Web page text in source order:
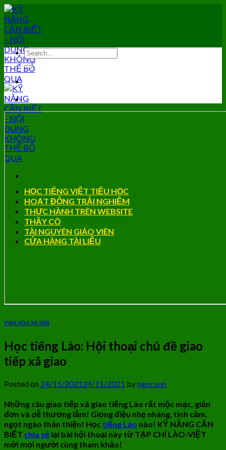
Skip
to
content
HỌC TIẾNG VIỆT TIỂU HỌC
HOẠT ĐỘNG TRẢI NGHIỆM
THỰC HÀNH TRÊN WEBSITE
THẦY CÔ
TÀI NGUYÊN GIÁO VIÊN
CỬA HÀNG TÀI LIỆU
VĂN HÓA XÃ HỘI
Học tiếng Lào: Hội thoại chủ đề giao
tiếp xã giao
Posted on 24/11/202124/11/2021 byngocson
Những câu giao tiếp xã giao tiếng Lào rất mộc mạc, giản
đơn và dễ thương lắm! Giọng điệu nhẹ nhàng, tình cảm,
ngọt ngào thân thiện! Học tiếng Lào nào! KỸ NĂNG CẦN
BIẾT chia sẻ lại bài hội thoại này từ TẠP CHÍ LÀO-VIỆT
mời mọi người cùng tham khảo!